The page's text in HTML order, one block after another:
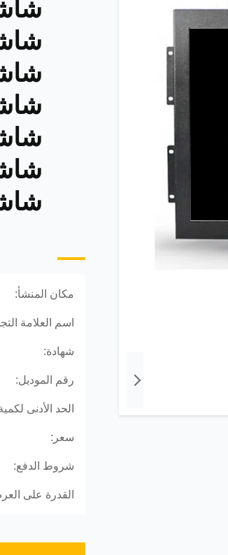
مكان المنشأ:
اسم العلامة
شهادة:
رقم الموديل:
الحد الأدنى
سعر:
شروط الدفع:
القدرة على